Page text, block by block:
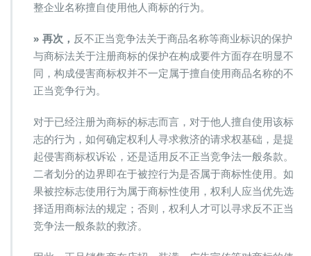
整企业名称擅自使用他人商标的行为。
» 再次， 反不正当竞争法关于商品名称等商业标识的保护
与商标法关于注册商标的保护在构成要件方面存在明显不
同，构成侵害商标权并不一定属于擅自使用商品名称的不
正当竞争行为。
对于已经注册为商标的标志而言，对于他人擅自使用该标
志的行为，如何确定权利人寻求救济的请求权基础，是提
起侵害商标权诉讼，还是适用反不正当竞争法一般条款。
二者划分的边界即在于被控行为是否属于商标性使用。如
果被控标志使用行为属于商标性使用，权利人应当优先选
择适用商标法的规定；否则，权利人才可以寻求反不正当
竞争法一般条款的救济。